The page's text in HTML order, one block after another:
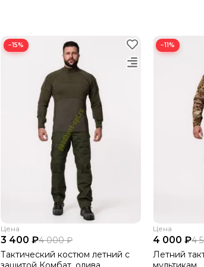
−15%
Цена
3 400 ₽4 000 ₽
Тактический костюм летний с
−11%
Цена
4 000 ₽4
Летний